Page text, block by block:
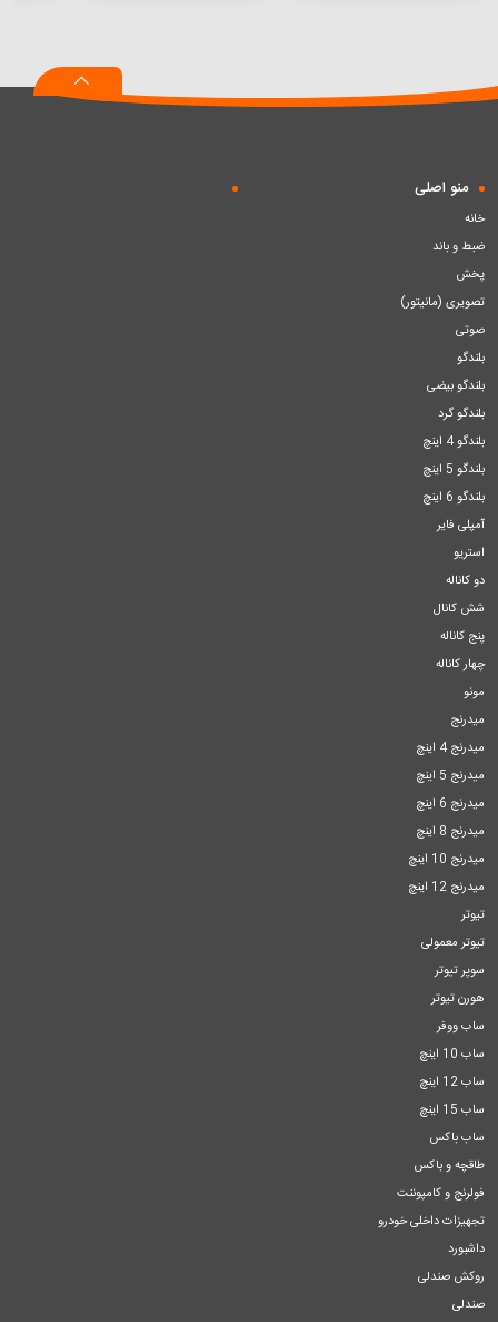
سبد
منو اصلی
خانه
ضبط و باند
پخش
تصویری (مانیتور)
صوتی
بلندگو
بلندگو بیضی
بلندگو گرد
بلندگو 4 اینچ
بلندگو 5 اینچ
بلندگو 6 اینچ
آمپلی فایر
استریو
دو کاناله
شش کانال
پنج کاناله
چهار کاناله
مونو
میدرنج
میدرنج 4 اینچ
میدرنج 5 اینچ
میدرنج 6 اینچ
میدرنج 8 اینچ
میدرنج 10 اینچ
میدرنج 12 اینچ
تیوتر
تیوتر معمولی
سوپر تیوتر
هورن تیوتر
ساب ووفر
ساب 10 اینچ
ساب 12 اینچ
ساب 15 اینچ
ساب باکس
طاقچه و باکس
فولرنج و کامپوننت
تجهیزات داخلی خودرو
داشبورد
روکش صندلی
صندلی